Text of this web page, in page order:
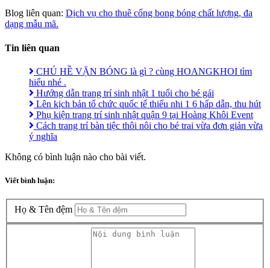
Blog liên quan: Dịch vụ cho thuê cổng bong bóng chất lượng, đa
dạng mẫu mã.
Tin liên quan
CHÚ HỀ VẶN BÓNG là gì ? cùng HOANGKHOI tìm
hiểu nhé .
Hướng dẫn trang trí sinh nhật 1 tuổi cho bé gái
Lên kịch bản tổ chức quốc tế thiếu nhi 1 6 hấp dẫn, thu hút
Phụ kiện trang trí sinh nhật quận 9 tại Hoàng Khôi Event
Cách trang trí bàn tiệc thôi nôi cho bé trai vừa đơn giản vừa
ý nghĩa
Không có bình luận nào cho bài viết.
Viết bình luận:
Họ & Tên đệm